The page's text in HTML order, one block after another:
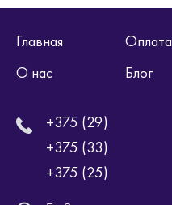
Главная Оплата
О нас
Блог
+375 (29)
+375 (33)
+375 (25)